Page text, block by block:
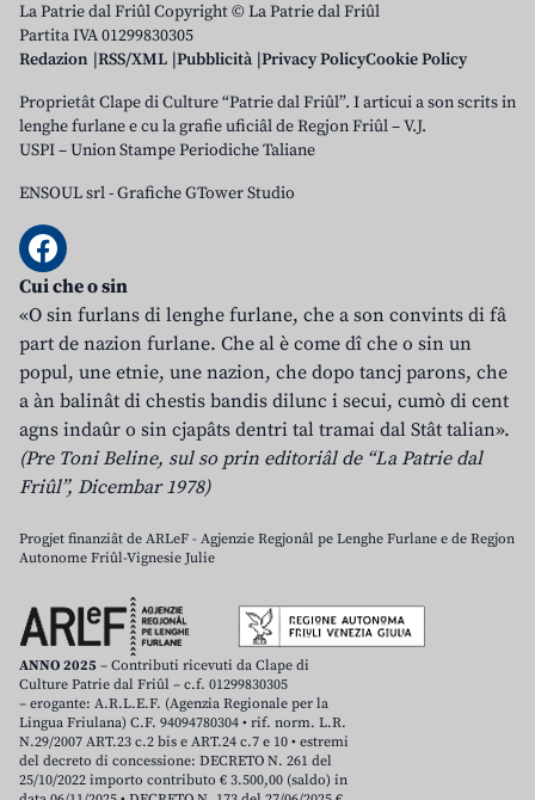
La Patrie dal Friûl Copyright © La Patrie dal Friûl
Partita IVA 01299830305
Redazion RSS/XML Pubblicità Privacy PolicyCookie Policy
Proprietât Clape di Culture “Patrie dal Friûl”. I articui a son scrits in
lenghe furlane e cu la grafie uficiâl de Regjon Friûl – V.J.
USPI – Union Stampe Periodiche Taliane
ENSOUL srl-Grafiche GTower Studio
Cui che o sin
«O sin furlans di lenghe furlane, che a son convints di fâ
part de nazion furlane. Che al è come dî che o sin un
popul, une etnie, une nazion, che dopo tancj parons, che
a àn balinât di chestis bandis dilunc i secui, cumò di cent
agns indaûr o sin cjapâts dentri tal tramai dal Stât talian».
(Pre Toni Beline, sul so prin editoriâl de “La Patrie dal
Friûl”, Dicembar 1978)
Progjet finanziât de ARLeF - Agjenzie Regjonâl pe Lenghe Furlane e de Regjon
Autonome Friûl-Vignesie Julie
ANNO 2025 – Contributi ricevuti da Clape di
Culture Patrie dal Friûl – c.f. 01299830305
– erogante: A.R.L.E.F. (Agenzia Regionale per la
Lingua Friulana) C.F. 94094780304 • rif. norm. L.R.
N.29/2007 ART.23 c.2 bis e ART.24 c.7 e 10 • estremi
del decreto di concessione: DECRETO N. 261 del
25/10/2022 importo contributo € 3.500,00 (saldo) in